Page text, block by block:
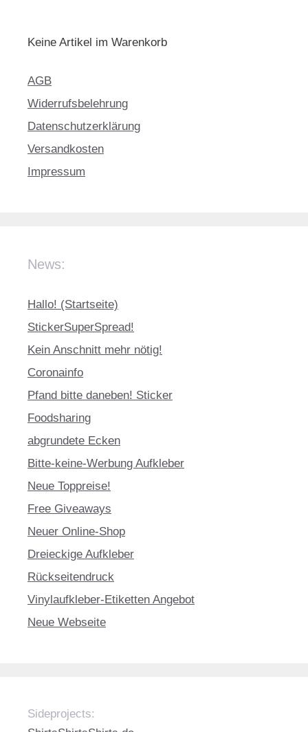
Keine Artikel im Warenkorb
AGB
Widerrufsbelehrung
Datenschutzerklärung
Versandkosten
Impressum
News:
Hallo! (Startseite)
StickerSuperSpread!
Kein Anschnitt mehr nötig!
Coronainfo
Pfand bitte daneben! Sticker
Foodsharing
abgrundete Ecken
Bitte-keine-Werbung Aufkleber
Neue Toppreise!
Free Giveaways
Neuer Online-Shop
Dreieckige Aufkleber
Rückseitendruck
Vinylaufkleber-Etiketten Angebot
Neue Webseite
Sideprojects: